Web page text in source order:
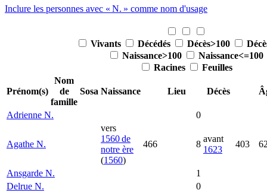
Inclure les personnes avec « N. » comme nom d'usage
Vivants Décédés Décès>100
Naissance>100
Naissance<=100
Racines
Feuilles
Prénom(s)
Nom
de
famille
Sosa Naissance Lieu Décès
Adrienne N. 0
Agathe N.
vers
1560 de
notre ère
(1560)
466 8
avant
1623
403
Ansgarde N.
1
Delrue N. 0